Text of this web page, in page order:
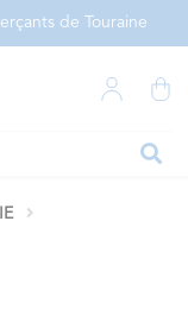
de Touraine